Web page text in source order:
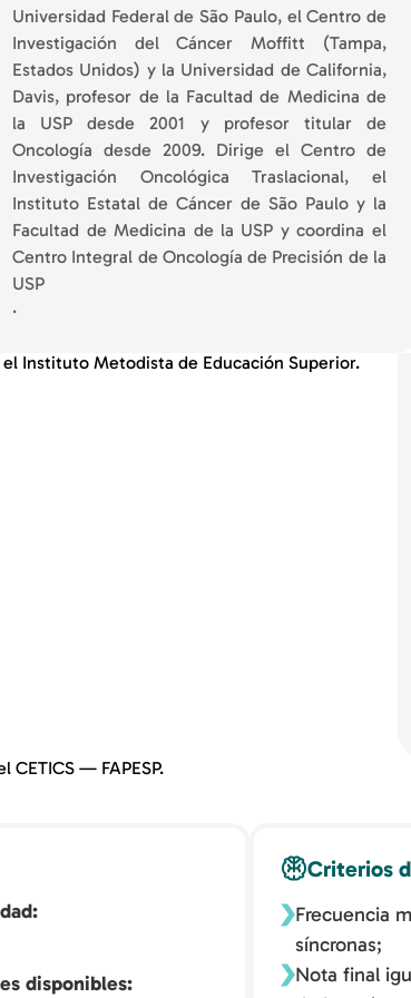
Universidad Federal de São Paulo, el Centro de
Investigación del Cáncer Moffitt (Tampa,
Estados Unidos) y la Universidad de California,
Davis, profesor de la Facultad de Medicina de
la USP desde 2001 y profesor titular de
Oncología desde 2009. Dirige el Centro de
Investigación Oncológica Traslacional, el
Instituto Estatal de Cáncer de São Paulo y la
Facultad de Medicina de la USP y coordina el
Centro Integral de Oncología de Precisión de la
USP
.
Instituto Metodista de Educación Superior.
CETICS — FAPESP.
disponibles
Criterios
Frecuencia
síncronas;
Nota final